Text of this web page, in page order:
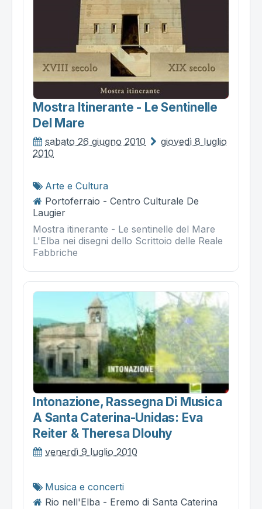
Mostra Itinerante - Le Sentinelle
Del Mare
sabato 26 giugno 2010
giovedì 8 luglio
2010
Arte e Cultura
Portoferraio - Centro Culturale De
Laugier
Mostra itinerante - Le sentinelle del Mare
L'Elba nei disegni dello Scrittoio delle Reale
Fabbriche
Intonazione, Rassegna Di Musica
A Santa Caterina-Unidas: Eva
Reiter & Theresa Dlouhy
venerdì 9 luglio 2010
Musica e concerti
Rio nell'Elba - Eremo di Santa Caterina